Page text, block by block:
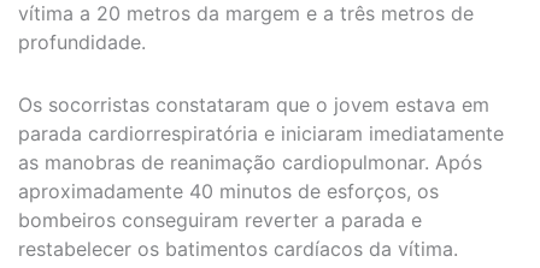
vítima a 20 metros da margem e a três metros de
profundidade.
Os socorristas constataram que o jovem estava em
parada cardiorrespiratória e iniciaram imediatamente
as manobras de reanimação cardiopulmonar. Após
aproximadamente 40 minutos de esforços, os
bombeiros conseguiram reverter a parada e
restabelecer os batimentos cardíacos da vítima.